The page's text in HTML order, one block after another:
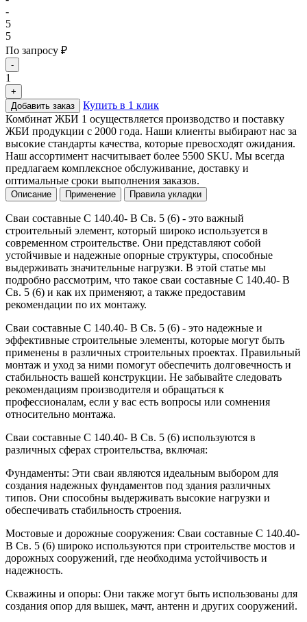
-
5
5
По запросу ₽
-
1
+
Добавить заказ
Купить в 1 клик
Комбинат ЖБИ 1 осуществляется производство и поставку
ЖБИ продукции с 2000 года. Наши клиенты выбирают нас за
высокие стандарты качества, которые превосходят ожидания.
Наш ассортимент насчитывает более 5500 SKU. Мы всегда
предлагаем комплексное обслуживание, доставку и
оптимальные сроки выполнения заказов.
Описание Применение Правила укладки
Сваи составные С 140.40- В Св. 5 (6) - это важный
строительный элемент, который широко используется в
современном строительстве. Они представляют собой
устойчивые и надежные опорные структуры, способные
выдерживать значительные нагрузки. В этой статье мы
подробно рассмотрим, что такое сваи составные С 140.40- В
Св. 5 (6) и как их применяют, а также предоставим
рекомендации по их монтажу.
Сваи составные С 140.40- В Св. 5 (6) - это надежные и
эффективные строительные элементы, которые могут быть
применены в различных строительных проектах. Правильный
монтаж и уход за ними помогут обеспечить долговечность и
стабильность вашей конструкции. Не забывайте следовать
рекомендациям производителя и обращаться к
профессионалам, если у вас есть вопросы или сомнения
относительно монтажа.
Сваи составные С 140.40- В Св. 5 (6) используются в
различных сферах строительства, включая:
Фундаменты: Эти сваи являются идеальным выбором для
создания надежных фундаментов под здания различных
типов. Они способны выдерживать высокие нагрузки и
обеспечивать стабильность строения.
Мостовые и дорожные сооружения: Сваи составные С 140.40-
В Св. 5 (6) широко используются при строительстве мостов и
дорожных сооружений, где необходима устойчивость и
надежность.
Скважины и опоры: Они также могут быть использованы для
создания опор для вышек, мачт, антенн и других сооружений.